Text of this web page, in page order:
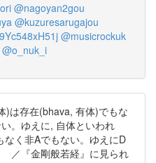
@nagoyan2gou
@kuzuresarugajou
@musicrockuk
@o_nuk_i
)は存在(bhava, 有体)でもな
。ゆえに, 自体といわれ
なく非Aでもない。ゆえにD
／『金剛般若経』に見られ